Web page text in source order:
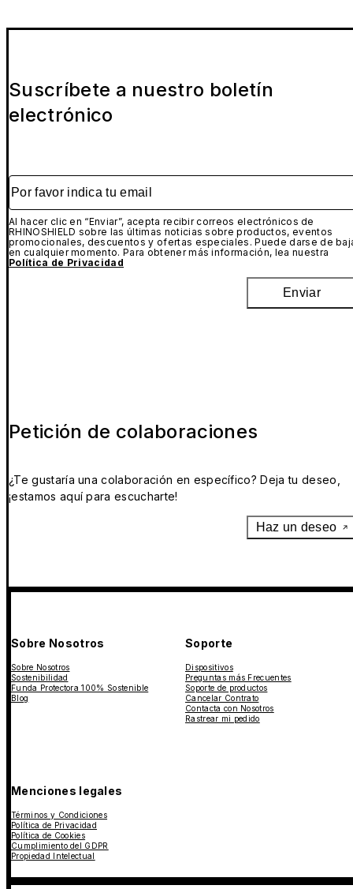
Suscríbete a nuestro boletín
electrónico
Por favor indica tu email
Al hacer clic en “Enviar”, acepta recibir correos electrónicos de
RHINOSHIELD sobre las últimas noticias sobre productos, eventos
promocionales, descuentos y ofertas especiales. Puede darse de
en cualquier momento. Para obtener más información, lea nuestra
Política de Privacidad
Enviar
Petición de colaboraciones
¿Te gustaría una colaboración en específico? Deja tu deseo,
¡estamos aquí para escucharte!
Haz un deseo
Sobre Nosotros
Sobre Nosotros
Sostenibilidad
Funda Protectora 100% Sostenible
Blog
Soporte
Dispositivos
Preguntas más Frecuentes
Soporte de productos
Cancelar Contrato
Contacta con Nosotros
Rastrear mi pedido
Menciones legales
Términos y Condiciones
Política de Privacidad
Política de Cookies
Cumplimiento del GDPR
Propiedad Intelectual